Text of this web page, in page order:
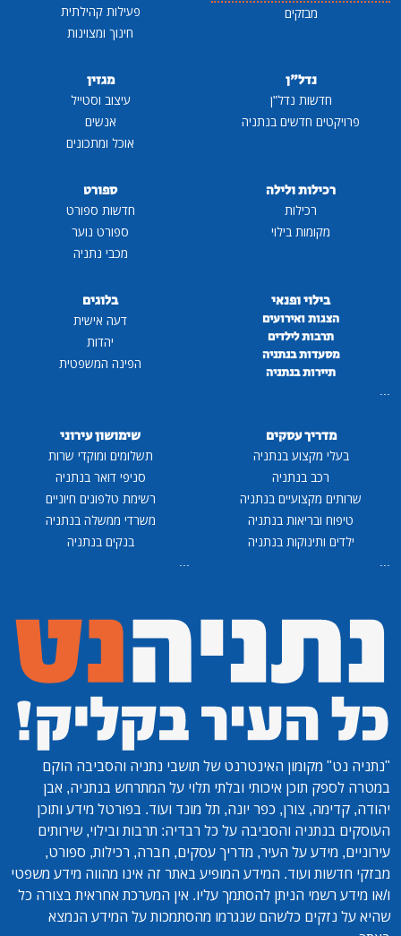
מבזקים
פעילות קהילתית
חינוך ומצוינות
נדל"ן
חדשות נדל"ן
פרויקטים חדשים בנתניה
מגזין
עיצוב וסטייל
אנשים
אוכל ומתכונים
רכילות ולילה
רכילות
מקומות בילוי
ספורט
חדשות ספורט
ספורט נוער
מכבי נתניה
בילוי ופנאי
הצגות ואירועים
תרבות לילדים
מסעדות בנתניה
תיירות בנתניה
...
בלוגים
דעה אישית
יהדות
הפינה המשפטית
מדריך עסקים
בעלי מקצוע בנתניה
רכב בנתניה
שרותים מקצועיים בנתניה
טיפוח ובריאות בנתניה
ילדים ותינוקות בנתניה
...
שימושון עירוני
תשלומים ומוקדי שרות
סניפי דואר בנתניה
רשימת טלפונים חיוניים
משרדי ממשלה בנתניה
בנקים בנתניה
...
"נתניה נט" מקומון האינטרנט של תושבי נתניה והסביבה הוקם
במטרה לספק תוכן איכותי ובלתי תלוי על המתרחש בנתניה, אבן
יהודה, קדימה, צורן, כפר יונה, תל מונד ועוד. בפורטל מידע ותוכן
העוסקים בנתניה והסביבה על כל רבדיה: תרבות ובילוי, שירותים
עירוניים, מידע על העיר, מדריך עסקים, חברה, רכילות, ספורט,
מבזקי חדשות ועוד. המידע המופיע באתר זה אינו מהווה מידע משפטי
ו/או מידע רשמי הניתן להסתמך עליו. אין המערכת אחראית בצורה כל
שהיא על נזקים כלשהם שנגרמו מהסתמכות על המידע הנמצא